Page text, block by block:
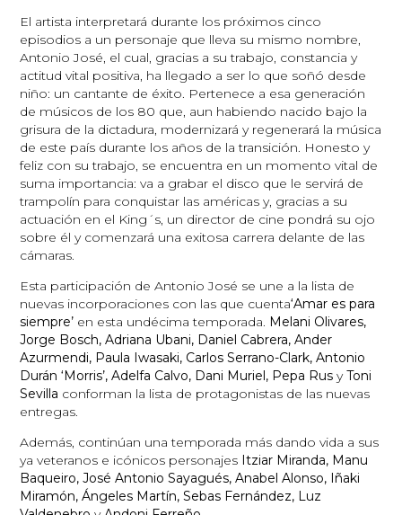
El artista interpretará durante los próximos cinco
episodios a un personaje que lleva su mismo nombre,
Antonio José, el cual, gracias a su trabajo, constancia y
actitud vital positiva, ha llegado a ser lo que soñó desde
niño: un cantante de éxito. Pertenece a esa generación
de músicos de los 80 que, aun habiendo nacido bajo la
grisura de la dictadura, modernizará y regenerará la música
de este país durante los años de la transición. Honesto y
feliz con su trabajo, se encuentra en un momento vital de
suma importancia: va a grabar el disco que le servirá de
trampolín para conquistar las américas y, gracias a su
actuación en el King´s, un director de cine pondrá su ojo
sobre él y comenzará una exitosa carrera delante de las
cámaras.
Esta participación de Antonio José se une a la lista de
nuevas incorporaciones con las que cuenta‘Amar es para
siempre’ en esta undécima temporada. Melani Olivares,
Jorge Bosch, Adriana Ubani, Daniel Cabrera, Ander
Azurmendi, Paula Iwasaki, Carlos Serrano-Clark, Antonio
Durán ‘Morris’, Adelfa Calvo, Dani Muriel, Pepa RusyToni
Sevilla conforman la lista de protagonistas de las nuevas
entregas.
Además, continúan una temporada más dando vida a sus
ya veteranos e icónicos personajes Itziar Miranda, Manu
Baqueiro, José Antonio Sayagués, Anabel Alonso, Iñaki
Miramón, Ángeles Martín, Sebas Fernández, Luz